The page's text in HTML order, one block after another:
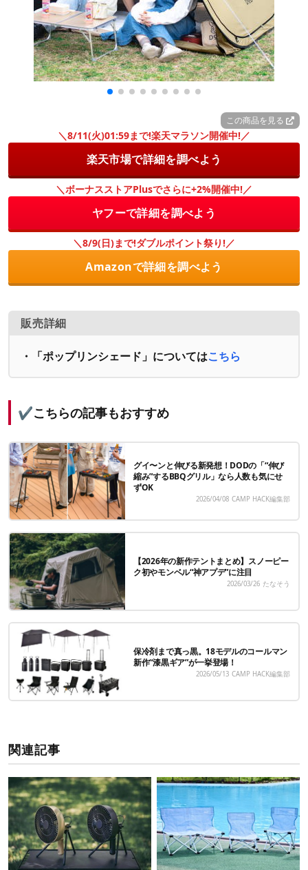
この商品を見る
＼8/11(火)01:59まで!楽天マラソン開催中!／
楽天市場で詳細を調べよう
＼ボーナスストアPlusでさらに+2%開催中!／
ヤフーで詳細を調べよう
＼8/9(日)まで!ダブルポイント祭り!／
Amazonで詳細を調べよう
販売詳細
・ 「ポップリンシェード」についてはこちら
✔️こちらの記事もおすすめ
グイ〜ンと伸びる新発想！DODの「“伸び
縮み”するBBQグリル」なら人数も気にせ
ずOK
2026/04/08 CAMP HACK編集部
【2026年の新作テントまとめ】スノーピー
ク初やモンベル“神アプデ”に注目
2026/03/26 たなそう
保冷剤まで真っ黒。18モデルのコールマン
新作“漆黒ギア”が一挙登場！
2026/05/13 CAMP HACK編集部
関連記事